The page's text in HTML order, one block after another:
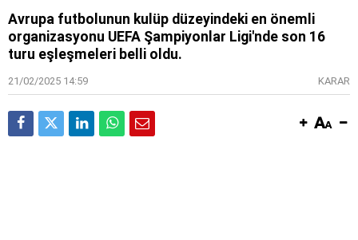
Avrupa futbolunun kulüp düzeyindeki en önemli
organizasyonu UEFA Şampiyonlar Ligi'nde son 16
turu eşleşmeleri belli oldu.
21/02/2025 14:59 KARAR